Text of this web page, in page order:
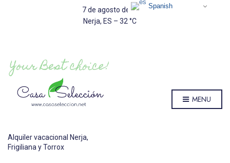
7 de agosto de 2026
Nerja, ES – 32 C
Alquiler vacacional Nerja,
Frigiliana y Torrox
MENU
Spanish